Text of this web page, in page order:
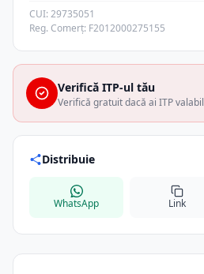
CUI: 29735051
Reg. Comerț: F2012000275155
Verifică ITP-ul tău
Verifică gratuit dacă ai ITP valabil
Distribuie
WhatsApp Link